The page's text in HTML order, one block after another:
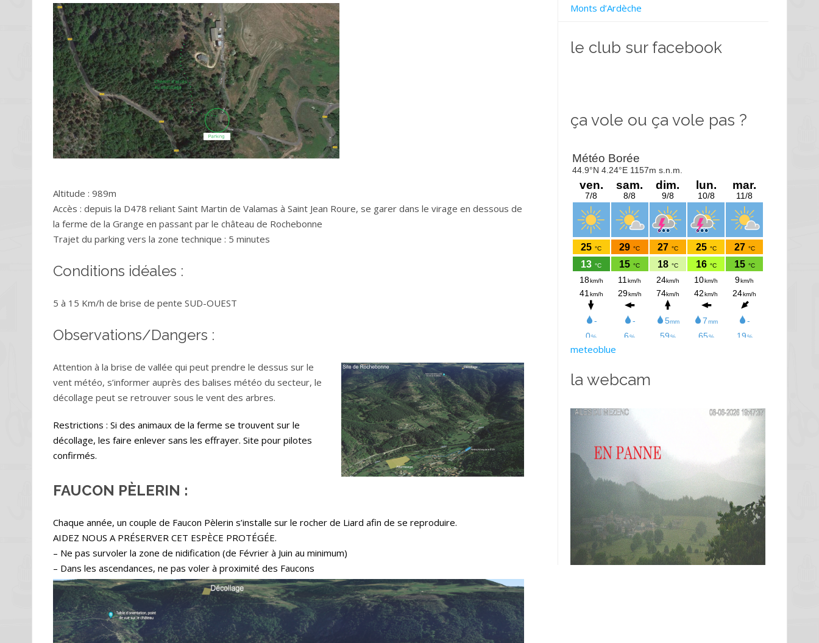
Altitude : 989m
Accès : depuis la D478 reliant Saint Martin de Valamas à Saint Jean Roure, se garer dans le virage en dessous de
la ferme de la Grange en passant par le château de Rochebonne
Trajet du parking vers la zone technique : 5 minutes
Conditions idéales :
5 à 15 Km/h de brise de pente SUD-OUEST
Observations/Dangers :
Attention à la brise de vallée qui peut prendre le dessus sur le
vent météo, s’informer auprès des balises météo du secteur, le
décollage peut se retrouver sous le vent des arbres.
Restrictions : Si des animaux de la ferme se trouvent sur le
décollage, les faire enlever sans les effrayer. Site pour pilotes
confirmés.
FAUCON PÈLERIN :
Chaque année, un couple de Faucon Pèlerin s’installe sur le rocher de Liard afin de se reproduire.
AIDEZ NOUS A PRÉSERVER CET ESPÈCE PROTÉGÉE.
– Ne pas survoler la zone de nidification (de Février à Juin au minimum)
– Dans les ascendances, ne pas voler à proximité des Faucons
Monts d’Ardèche
le club sur facebook
ça vole ou ça vole pas ?
meteoblue
la webcam